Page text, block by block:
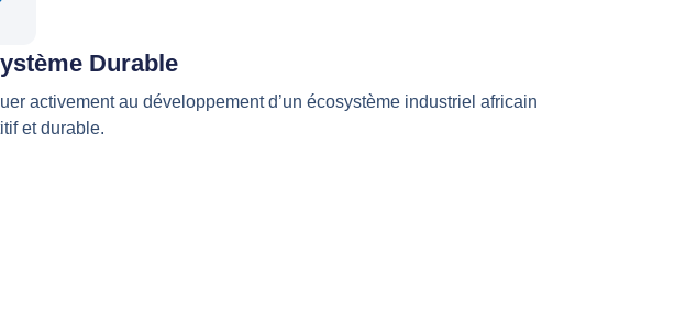
Durable
activement au développement d’un écosystème industriel africain
et durable.